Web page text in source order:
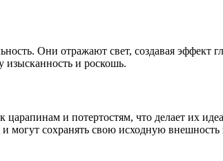
Они отражают свет, создавая эффект
изысканность и роскошь.
и потертостям, что делает их
сохранять свою исходную внешность